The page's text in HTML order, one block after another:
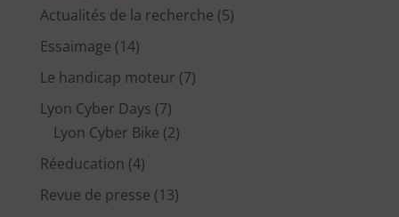
Actualités de la recherche (5)
Essaimage (14)
Le handicap moteur (7)
Lyon Cyber Days (7)
Lyon Cyber Bike (2)
Réeducation (4)
Revue de presse (13)